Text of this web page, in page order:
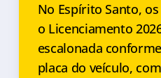
No Espírito Santo,
o Licenciamento
escalonada
placa do veículo,